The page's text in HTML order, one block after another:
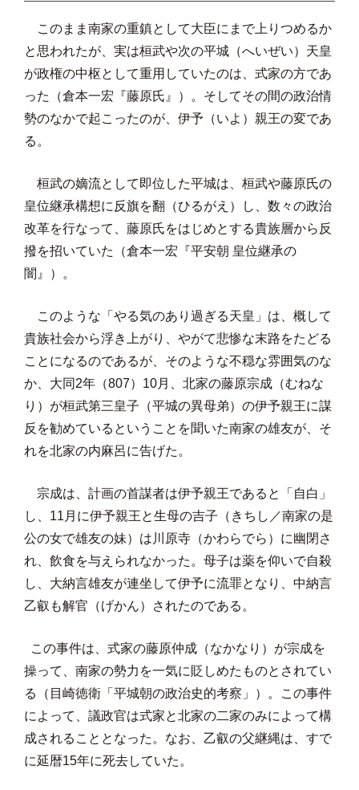
このまま南家の重鎮として大臣にまで上りつめるか
と思われたが、実は桓武や次の平城（へいぜい）天皇
が政権の中枢として重用していたのは、式家の方であ
った（倉本一宏『藤原氏』）。そしてその間の政治情
勢のなかで起こったのが、伊予（いよ）親王の変であ
る。
桓武の嫡流として即位した平城は、桓武や藤原氏の
皇位継承構想に反旗を翻（ひるがえ）し、数々の政治
改革を行なって、藤原氏をはじめとする貴族層から反
撥を招いていた（倉本一宏『平安朝 皇位継承の
闇』）。
このような「やる気のあり過ぎる天皇」は、概して
貴族社会から浮き上がり、やがて悲惨な末路をたどる
ことになるのであるが、そのような不穏な雰囲気のな
か、大同2年（807）10月、北家の藤原宗成（むねな
り）が桓武第三皇子（平城の異母弟）の伊予親王に謀
反を勧めているということを聞いた南家の雄友が、そ
れを北家の内麻呂に告げた。
宗成は、計画の首謀者は伊予親王であると「自白」
し、11月に伊予親王と生母の吉子（きちし／南家の是
公の女で雄友の妹）は川原寺（かわらでら）に幽閉さ
れ、飲食を与えられなかった。母子は薬を仰いで自殺
し、大納言雄友が連坐して伊予に流罪となり、中納言
乙叡も解官（げかん）されたのである。
この事件は、式家の藤原仲成（なかなり）が宗成を
操って、南家の勢力を一気に貶しめたものとされてい
る（目崎徳衛「平城朝の政治史的考察」）。この事件
によって、議政官は式家と北家の二家のみによって構
成されることとなった。なお、乙叡の父継縄は、すで
に延暦15年に死去していた。